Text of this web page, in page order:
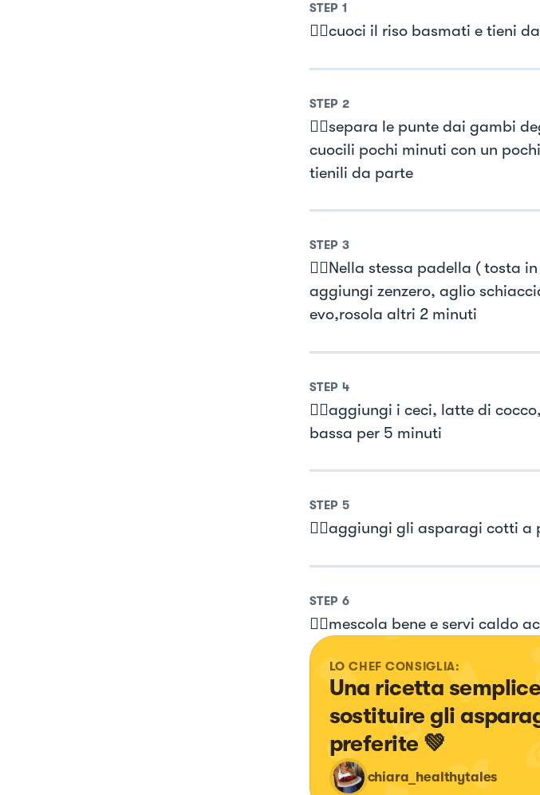
STEP 1
👉🏻cuoci il riso basmati e tieni
STEP 2
👉🏻separa le punte dai gambi
cuocili pochi minuti con un
tienili da parte
STEP 3
👉🏻Nella stessa padella ( tosta
aggiungi zenzero, aglio
evo,rosola altri 2 minuti
STEP 4
👉🏻aggiungi i ceci, latte di
bassa per 5 minuti
STEP 5
👉🏻aggiungi gli asparagi cotti
STEP 6
👉🏻mescola bene e servi caldo
LO CHEF CONSIGLIA:
Una ricetta
sostituire gli
preferite 💚
chiara_healthytales